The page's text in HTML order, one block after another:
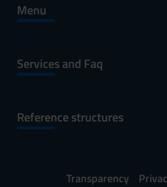
Menu
Services and Faq
Reference structures
Transparency